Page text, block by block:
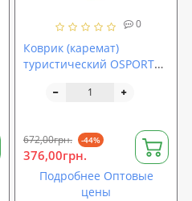
0
Коврик (каремат)
туристический OSPORT
(FI-0109-1)
672,00грн. -44%
376,00грн.
Подробнее Оптовые
цены